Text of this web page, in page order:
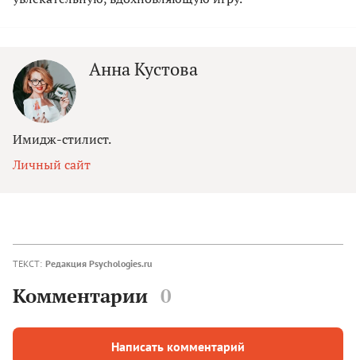
Анна Кустова
Имидж-стилист.
Личный сайт
ТЕКСТ: Редакция Psychologies.ru
Комментарии 0
Написать комментарий